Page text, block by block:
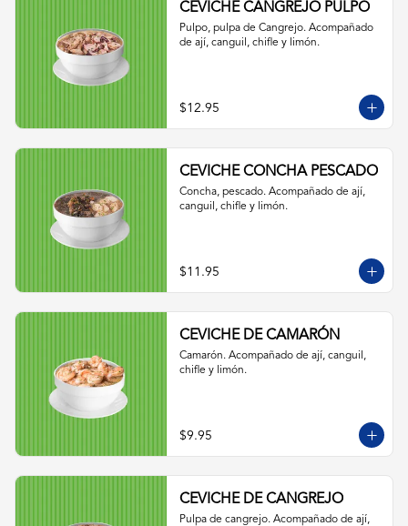
CEVICHE CANGREJO PULPO
Pulpo, pulpa de Cangrejo. Acompañado
de ají, canguil, chifle y limón.
$12.95
CEVICHE CONCHA PESCADO
Concha, pescado. Acompañado de ají,
canguil, chifle y limón.
$11.95
CEVICHE DE CAMARÓN
Camarón. Acompañado de ají, canguil,
chifle y limón.
$9.95
CEVICHE DE CANGREJO
Pulpa de cangrejo. Acompañado de ají,